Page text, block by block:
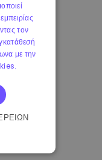
τον
με την